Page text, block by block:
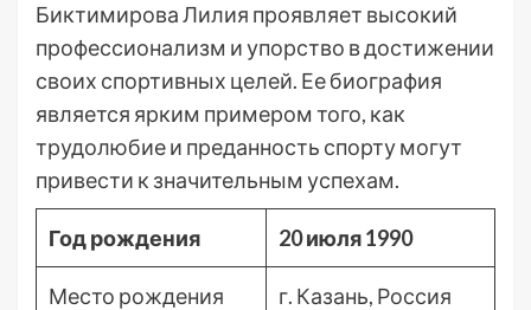
Биктимирова Лилия проявляет высокий
профессионализм и упорство в достижении
своих спортивных целей. Ее биография
является ярким примером того, как
трудолюбие и преданность спорту могут
привести к значительным успехам.
Год рождения 20 июля 1990
Место рождения г. Казань, Россия